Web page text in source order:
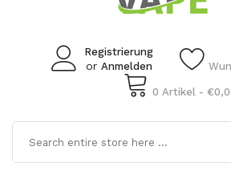
Registrierung
or Anmelden
0 Artikel -